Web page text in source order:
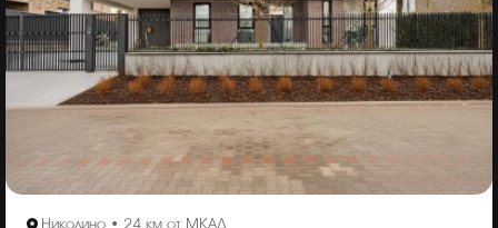
Николино • 24 км от МКАД